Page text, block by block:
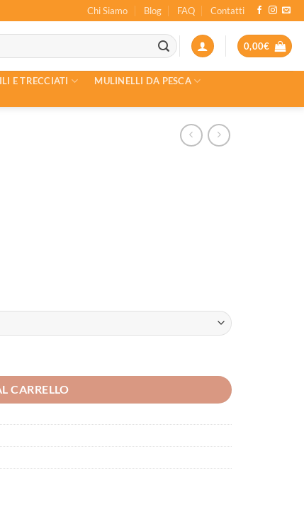
Chi Siamo Blog FAQ Contatti
0,00€
E TRECCIATI
MULINELLI DA PESCA
CARRELLO